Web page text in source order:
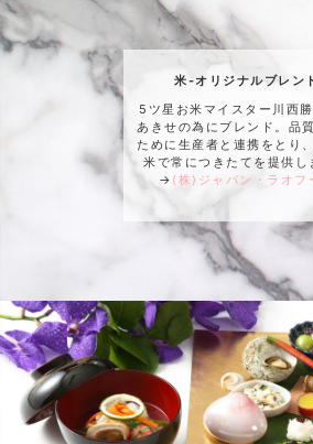
米-オリジナルブレン
5ツ星お米マイスター川西
あきせの為にブレンド。品
ために生産者と連携をとり
米で常につきたてを提供し
→ (株)ジャパン・ラオフ